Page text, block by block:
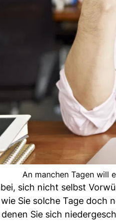
An manchen Tagen will
sich nicht selbst
Sie solche Tage doch
denen Sie sich